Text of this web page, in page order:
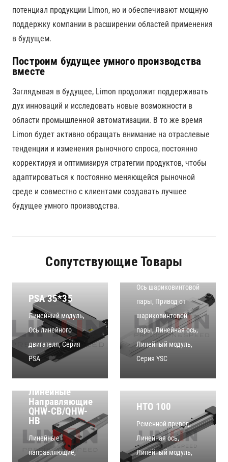
потенциал продукции Limon, но и обеспечивают мощную
поддержку компании в расширении областей применения
в будущем.
Построим будущее умного производства
вместе
Заглядывая в будущее, Limon продолжит поддерживать
дух инноваций и исследовать новые возможности в
области промышленной автоматизации. В то же время
Limon будет активно обращать внимание на отраслевые
тенденции и изменения рыночного спроса, постоянно
корректируя и оптимизируя стратегии продуктов, чтобы
адаптироваться к постоянно меняющейся рыночной
среде и совместно с клиентами создавать лучшее
будущее умного производства.
Сопутствующие Товары
PSA 35*35
Линейный модуль,
Ось линейного
двигателя,Серия
PSA
YSC135
Ось шариковинтовой
пары, Привод от
шариковинтовой
пары,Линейная ось,
Линейный модуль,
Серия YSC
Линейные
Направляющие
QHW-CB/QHW-
HB
Линейные
направляющие,
HTO 100
Ременной привод,
Линейная ось,
Линейный модуль,